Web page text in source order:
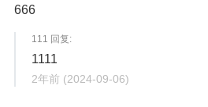
666
111 回复:
1111
2年前 (2024-09-06)